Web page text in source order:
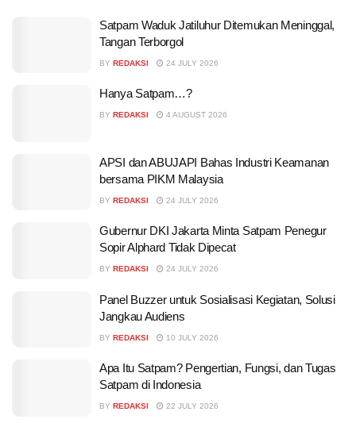
Satpam Waduk Jatiluhur Ditemukan Meninggal,
Tangan Terborgol
BY REDAKSI 24 JULY 2026
Hanya Satpam…?
BY REDAKSI 4 AUGUST 2026
APSI dan ABUJAPI Bahas Industri Keamanan
bersama PIKM Malaysia
BY REDAKSI 24 JULY 2026
Gubernur DKI Jakarta Minta Satpam Penegur
Sopir Alphard Tidak Dipecat
BY REDAKSI 24 JULY 2026
Panel Buzzer untuk Sosialisasi Kegiatan, Solusi
Jangkau Audiens
BY REDAKSI 10 JULY 2026
Apa Itu Satpam? Pengertian, Fungsi, dan Tugas
Satpam di Indonesia
BY REDAKSI 22 JULY 2026